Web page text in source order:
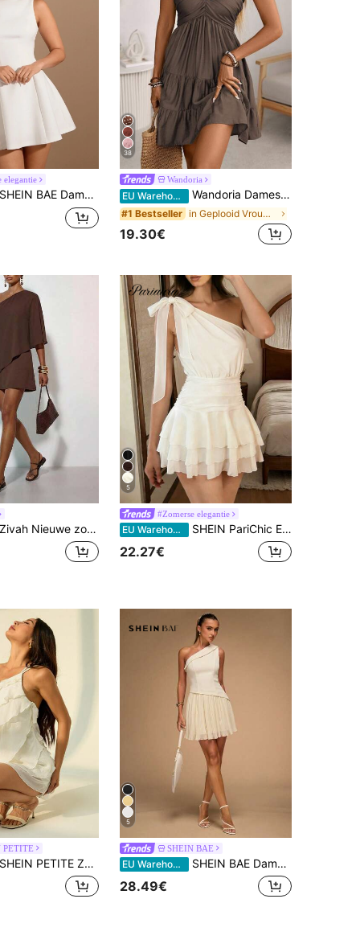
elegantie
SHEIN BAE Dames Effen Kleur Date Night A-lijn Mouwloze Taille Getailleerde Elegante Jurk, Herfst
38
Wandoria
EU Warehouse Wandoria Dames lente/zomer enkele bamboe knoop linnen vakantie strandjurk, bohemian western shirred shirred buste gelaagde rok A-lijn rugloos verstelbare halter strik jurk
#1 Bestseller in Geplooid Vrouwen Jurken
19.30€
Zivah Nieuwe zomerse casual elegante feest-, vakantie-, strand- en one-shoulder cape-poncho korte jurk, bruin voor dames
5
#Zomerse elegantie
EU Warehouse SHEIN PariChic Elegante en romantische jurk voor dames met één schouder en strik, getailleerde plooien en ruches in abrikoos en wit, korte jurk, nieuwe lente/zomerjurk, jurk voor een date op Valentijnsdag, casual vakantiejurk, doorschijnende chiffon romantische jurk, mouwloze lente/zomerjurk met meerdere lagen ruches, korte jurk voor dames, mini-jurk, witte jurk, verjaardagsjurk, jurk voor bruiloftsgasten
22.27€
PETITE
SHEIN PETITE Zomerse elegante off-white feestjurken voor dames, effen gelaagde lotusblad cake mini-jurk voor strandvakantie, avondje uit, poolparty & concert, petite dames
5
SHEIN BAE
EU Warehouse SHEIN BAE Damesjurk met asymmetrische hals, effen kleur, minimalistisch
28.49€